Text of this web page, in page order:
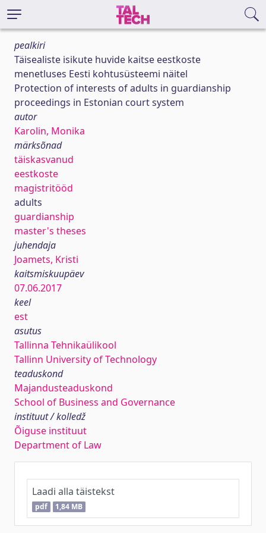
pealkiri
Täisealiste isikute huvide kaitse eestkoste
menetluses Eesti kohtusüsteemi näitel
Protection of interests of adults in guardianship
proceedings in Estonian court system
autor
Karolin, Monika
märksõnad
täiskasvanud
eestkoste
magistritööd
adults
guardianship
master's theses
juhendaja
Joamets, Kristi
kaitsmiskuupäev
07.06.2017
keel
est
asutus
Tallinna Tehnikaülikool
Tallinn University of Technology
teaduskond
Majandusteaduskond
School of Business and Governance
instituut / kolledž
Õiguse instituut
Department of Law
Laadi alla täistekst
pdf 1,84 MB